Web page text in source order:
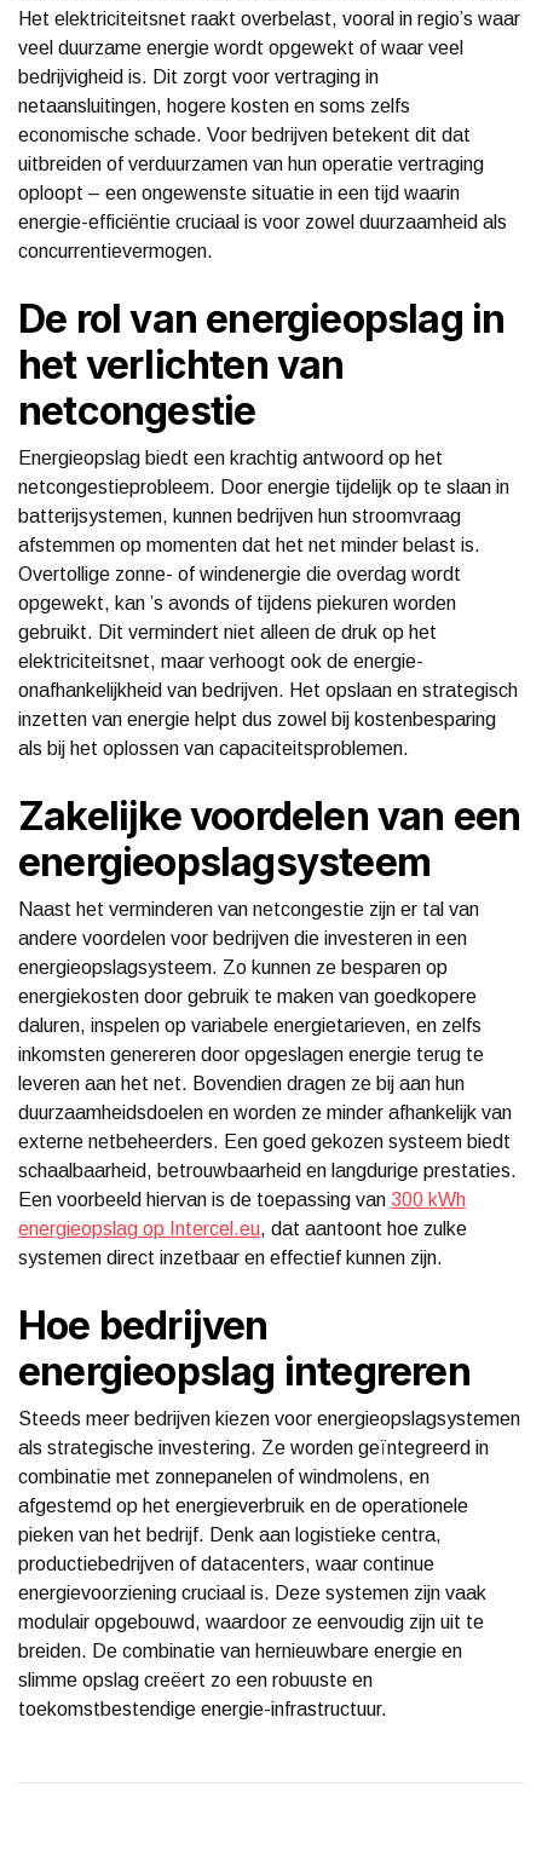
Het elektriciteitsnet raakt overbelast, vooral in regio’s waar
veel duurzame energie wordt opgewekt of waar veel
bedrijvigheid is. Dit zorgt voor vertraging in
netaansluitingen, hogere kosten en soms zelfs
economische schade. Voor bedrijven betekent dit dat
uitbreiden of verduurzamen van hun operatie vertraging
oploopt – een ongewenste situatie in een tijd waarin
energie-efficiëntie cruciaal is voor zowel duurzaamheid als
concurrentievermogen.
De rol van energieopslag in
het verlichten van
netcongestie
Energieopslag biedt een krachtig antwoord op het
netcongestieprobleem. Door energie tijdelijk op te slaan in
batterijsystemen, kunnen bedrijven hun stroomvraag
afstemmen op momenten dat het net minder belast is.
Overtollige zonne- of windenergie die overdag wordt
opgewekt, kan ’s avonds of tijdens piekuren worden
gebruikt. Dit vermindert niet alleen de druk op het
elektriciteitsnet, maar verhoogt ook de energie-
onafhankelijkheid van bedrijven. Het opslaan en strategisch
inzetten van energie helpt dus zowel bij kostenbesparing
als bij het oplossen van capaciteitsproblemen.
Zakelijke voordelen van een
energieopslagsysteem
Naast het verminderen van netcongestie zijn er tal van
andere voordelen voor bedrijven die investeren in een
energieopslagsysteem. Zo kunnen ze besparen op
energiekosten door gebruik te maken van goedkopere
daluren, inspelen op variabele energietarieven, en zelfs
inkomsten genereren door opgeslagen energie terug te
leveren aan het net. Bovendien dragen ze bij aan hun
duurzaamheidsdoelen en worden ze minder afhankelijk van
externe netbeheerders. Een goed gekozen systeem biedt
schaalbaarheid, betrouwbaarheid en langdurige prestaties.
Een voorbeeld hiervan is de toepassing van 300 kWh
energieopslag op Intercel.eu, dat aantoont hoe zulke
systemen direct inzetbaar en effectief kunnen zijn.
Hoe bedrijven
energieopslag integreren
Steeds meer bedrijven kiezen voor energieopslagsystemen
als strategische investering. Ze worden geïntegreerd in
combinatie met zonnepanelen of windmolens, en
afgestemd op het energieverbruik en de operationele
pieken van het bedrijf. Denk aan logistieke centra,
productiebedrijven of datacenters, waar continue
energievoorziening cruciaal is. Deze systemen zijn vaak
modulair opgebouwd, waardoor ze eenvoudig zijn uit te
breiden. De combinatie van hernieuwbare energie en
slimme opslag creëert zo een robuuste en
toekomstbestendige energie-infrastructuur.